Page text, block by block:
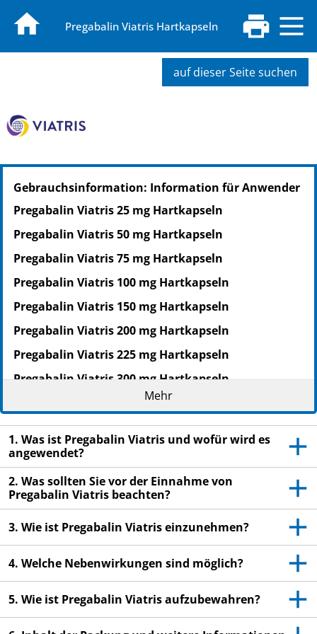
Pregabalin Viatris Hartkapseln
auf dieser Seite suchen
PZN: 19014565
PPN: 111901456575
NTIN: 04150190145657
Gebrauchsinformation: Information für Anwender
Pregabalin Viatris 25 mg Hartkapseln
Pregabalin Viatris 50 mg Hartkapseln
Pregabalin Viatris 75 mg Hartkapseln
Pregabalin Viatris 100 mg Hartkapseln
Pregabalin Viatris 150 mg Hartkapseln
Pregabalin Viatris 200 mg Hartkapseln
Pregabalin Viatris 225 mg Hartkapseln
Pregabalin Viatris 300 mg Hartkapseln
Lesen Sie die gesamte Packungsbeilage sorgfältig
durch, bevor Sie mit der Einnahme dieses
Arzneimittels beginnen, denn sie enthält wichtige
Informationen.
Heben Sie die Packungsbeilage auf. Vielleicht
möchten Sie diese später nochmals lesen.
Wenn Sie weitere Fragen haben, wenden Sie sich
Dieses Arzneimittel wurde Ihnen persönlich
verschrieben. Geben Sie es nicht an Dritte weiter.
Es kann anderen Menschen schaden, auch wenn
diese die gleichen Beschwerden haben wie Sie.
Mehr
1. Was ist Pregabalin Viatris und wofür wird es
angewendet?
2. Was sollten Sie vor der Einnahme von
Pregabalin Viatris beachten?
3. Wie ist Pregabalin Viatris einzunehmen?
4. Welche Nebenwirkungen sind möglich?
5. Wie ist Pregabalin Viatris aufzubewahren?